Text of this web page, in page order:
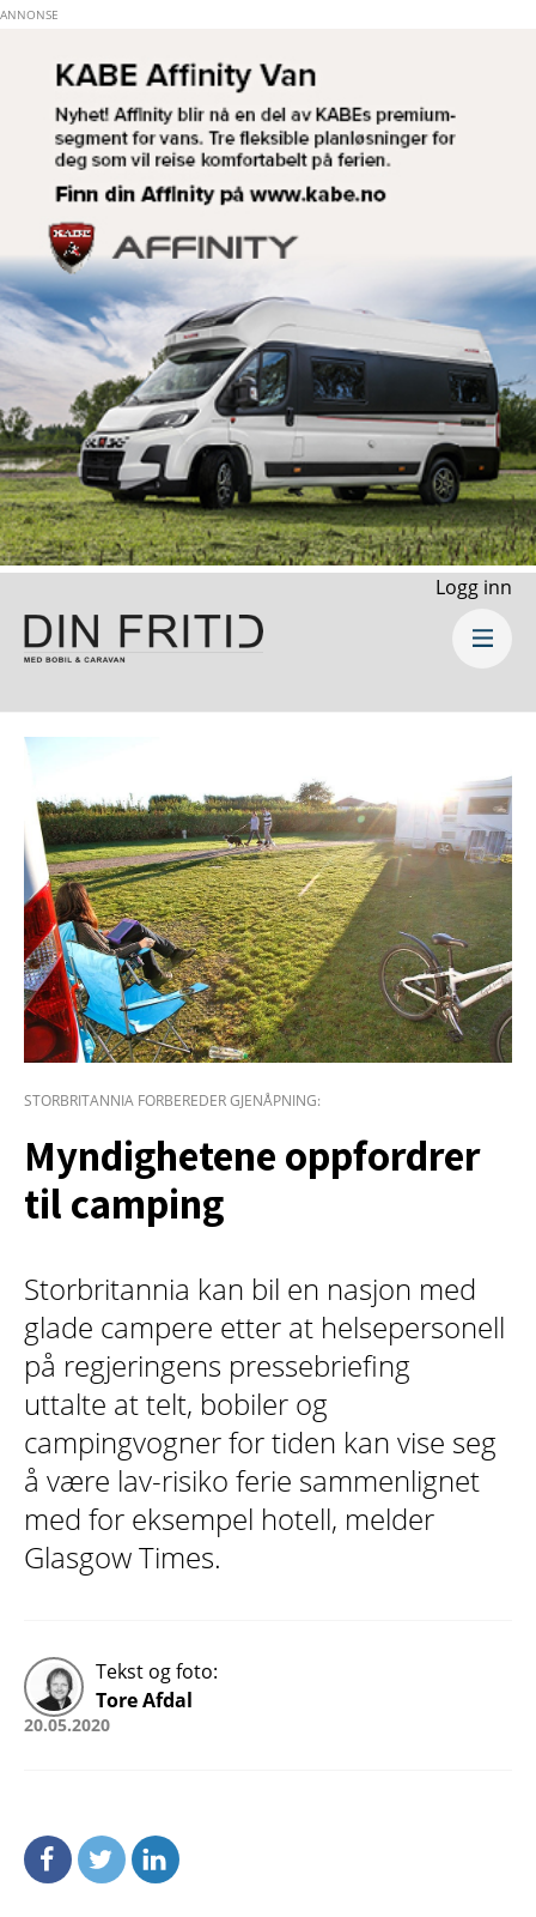
Logg inn
STORBRITANNIA FORBEREDER GJENÅPNING:
Myndighetene oppfordrer
til camping
Storbritannia kan bil en nasjon med
glade campere etter at helsepersonell
på regjeringens pressebriefing
uttalte at telt, bobiler og
campingvogner for tiden kan vise seg
å være lav-risiko ferie sammenlignet
med for eksempel hotell, melder
Glasgow Times.
Tekst og foto:
Tore Afdal
20.05.2020